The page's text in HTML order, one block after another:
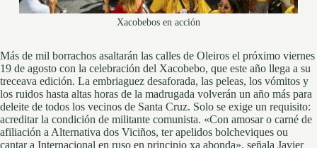
Xacobebos en acción
Más de mil borrachos asaltarán las calles de Oleiros el próximo viernes
19 de agosto con la celebración del Xacobebo, que este año llega a su
treceava edición. La embriaguez desaforada, las peleas, los vómitos y
los ruidos hasta altas horas de la madrugada volverán un año más para
deleite de todos los vecinos de Santa Cruz. Solo se exige un requisito:
acreditar la condición de militante comunista. «Con amosar o carné de
afiliación a Alternativa dos Viciños, ter apelidos bolcheviques ou
cantar a Internacional en ruso en principio xa abonda», señala Javier